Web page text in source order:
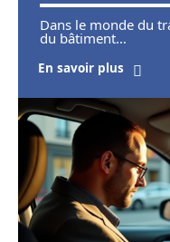
Dans le monde du
du bâtiment…
En savoir plus